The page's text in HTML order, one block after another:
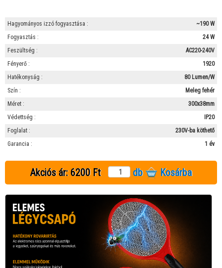
Hagyományos izzó fogyasztása :
~190 W
Fogyasztás :
24 W
Feszültség :
AC220-240V
Fényerő :
1920
Hatékonyság :
80 Lumen/W
Szín :
Meleg fehér
Méret :
300x38mm
Védettség :
IP20
Foglalat :
230V-ba köthető
Garancia :
1 év
Akciós ár: 6200 Ft db Kosárba